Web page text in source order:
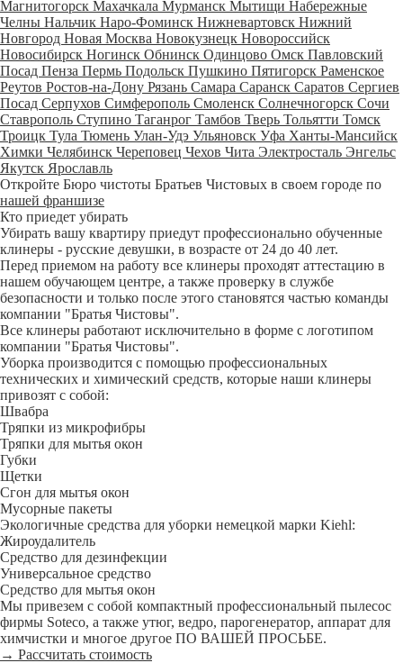
Магнитогорск Махачкала Мурманск Мытищи Набережные
Челны Нальчик Наро-Фоминск Нижневартовск Нижний
Новгород Новая Москва Новокузнецк Новороссийск
Новосибирск Ногинск Обнинск Одинцово Омск Павловский
Посад Пенза Пермь Подольск Пушкино Пятигорск Раменское
Реутов Ростов-на-Дону Рязань Самара Саранск Саратов Сергиев
Посад Серпухов Симферополь Смоленск Солнечногорск Сочи
Ставрополь Ступино Таганрог Тамбов Тверь Тольятти Томск
Троицк Тула Тюмень Улан-Удэ Ульяновск Уфа Ханты-Мансийск
Химки Челябинск Череповец Чехов Чита Электросталь Энгельс
Якутск Ярославль
Откройте Бюро чистоты Братьев Чистовых в своем городе по
нашей франшизе
Кто приедет убирать
Убирать вашу квартиру приедут профессионально обученные
клинеры - русские девушки, в возрасте от 24 до 40 лет.
Перед приемом на работу все клинеры проходят аттестацию в
нашем обучающем центре, а также проверку в службе
безопасности и только после этого становятся частью команды
компании "Братья Чистовы".
Все клинеры работают исключительно в форме с логотипом
компании "Братья Чистовы".
Уборка производится с помощью профессиональных
технических и химический средств, которые наши клинеры
привозят с собой:
Швабра
Тряпки из микрофибры
Тряпки для мытья окон
Губки
Щетки
Сгон для мытья окон
Мусорные пакеты
Экологичные средства для уборки немецкой марки Kiehl:
Жироудалитель
Средство для дезинфекции
Универсальное средство
Средство для мытья окон
Мы привезем с собой компактный профессиональный пылесос
фирмы Soteco, а также утюг, ведро, парогенератор, аппарат для
химчистки и многое другое ПО ВАШЕЙ ПРОСЬБЕ.
→ Рассчитать стоимость